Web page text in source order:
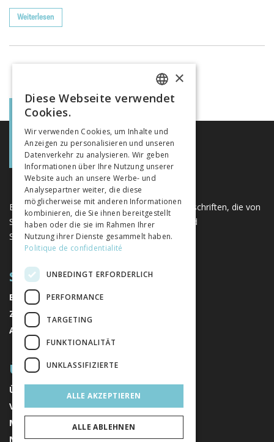
Weiterlesen
Eine einzigartige Plattform für Bücher und Zeitschriften, die von
Schweizer Verlagen im Bereich der Geistes- und
Sozialwissenschaften herausgegeben werden.
SITEMAP
BÜCHER
ZEITSCHRIFTEN
AUTOREN
ÜBER UNS
ÜBER UNS
VERLAGE
MENTIONS LÉGALES
NEWSLETTER ABONNIEREN
FRENCH
ITALIAN
×
Diese Webseite verwendet
Cookies.
Wir verwenden Cookies, um Inhalte und
Anzeigen zu personalisieren und unseren
Datenverkehr zu analysieren. Wir geben
Informationen über Ihre Nutzung unserer
Website auch an unsere Werbe- und
Analysepartner weiter, die diese
möglicherweise mit anderen Informationen
kombinieren, die Sie ihnen bereitgestellt
haben oder die sie im Rahmen Ihrer
Nutzung ihrer Dienste gesammelt haben.
Politique de confidentialité
UNBEDINGT ERFORDERLICH
PERFORMANCE
TARGETING
FUNKTIONALITÄT
UNKLASSIFIZIERTE
ALLE AKZEPTIEREN
ALLE ABLEHNEN